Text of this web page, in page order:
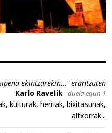
ekintzarekin..." erantzuten
Karlo Ravelik duela egun 1
kulturak, herriak, bixitasunak,
altxorrak...